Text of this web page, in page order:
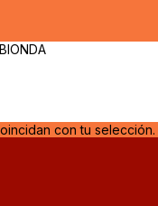
con tu selección.